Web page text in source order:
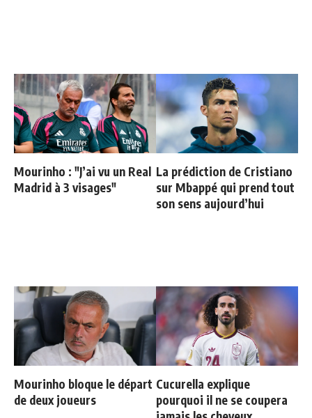
Mourinho : "J’ai vu un Real
Madrid à 3 visages"
La prédiction de Cristiano
sur Mbappé qui prend tout
son sens aujourd’hui
Mourinho bloque le départ
de deux joueurs
Cucurella explique
pourquoi il ne se coupera